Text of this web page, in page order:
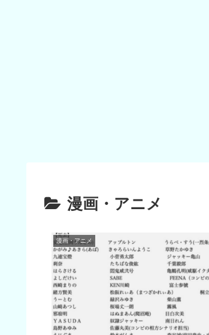
漫画・アニメ
漫画・アニメ